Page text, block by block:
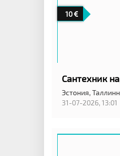
10
Эстония,Таллинн
31-07-2026, 13:01